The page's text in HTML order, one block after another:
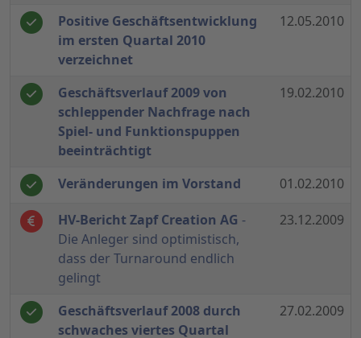
Positive Geschäftsentwicklung
im ersten Quartal 2010
verzeichnet
12.05.2010
Geschäftsverlauf 2009 von
schleppender Nachfrage nach
Spiel- und Funktionspuppen
beeinträchtigt
19.02.2010
Veränderungen im Vorstand 01.02.2010
HV-Bericht Zapf Creation AG -
Die Anleger sind optimistisch,
dass der Turnaround endlich
gelingt
23.12.2009
Geschäftsverlauf 2008 durch
schwaches viertes Quartal
27.02.2009